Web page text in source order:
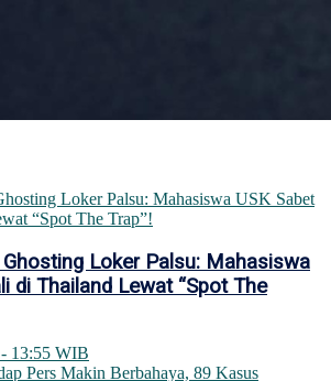
Loker Palsu: Mahasiswa
di Thailand Lewat “Spot The
13:55 WIB